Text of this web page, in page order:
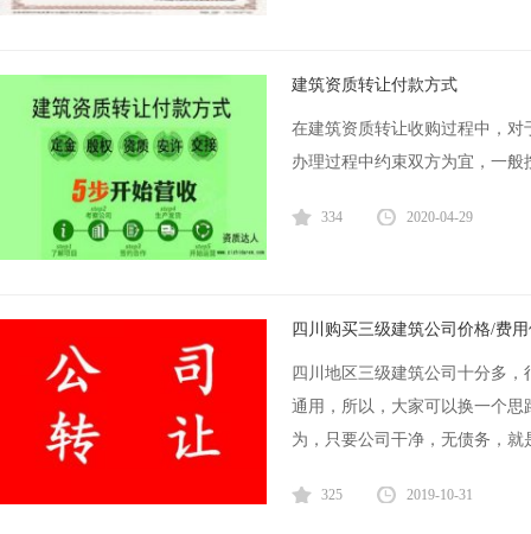
建筑资质转让付款方式
在建筑资质转让收购过程中，
办理过程中约束双方为宜，一
334 2020-04-29
四川购买三级建筑公司价格/费
四川地区三级建筑公司十分多
通用，所以，大家可以换一个
为，只要公司干净，无债务，就
325 2019-10-31